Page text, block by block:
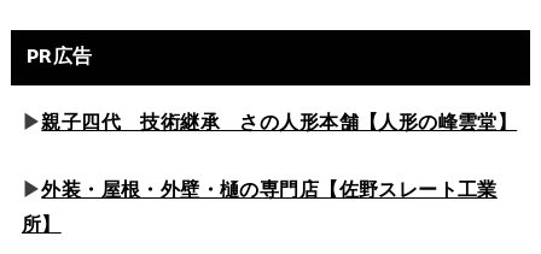
PR広告
▶親子四代 技術継承 さの人形本舗【人形の峰雲堂】
▶外装・屋根・外壁・樋の専門店【佐野スレート工業
所】